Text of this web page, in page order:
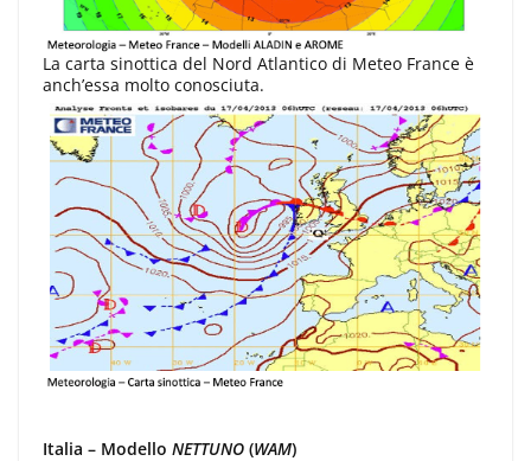
La carta sinottica del Nord Atlantico di Meteo France è
anch’essa molto conosciuta.
Italia – Modello NETTUNO (WAM)